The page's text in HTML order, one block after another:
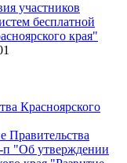
участников
бесплатной
края"
Красноярского
Правительства
п "Об утверждении